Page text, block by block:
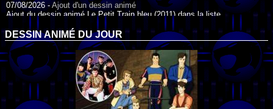
07/08/2026 -Ajout d'un dessin animé
Ajout du dessin animé Le Petit Train bleu (2011) dans la liste.
07/08/2026 -Ajout d'un dessin animé
Ajout du dessin animé Agent Spécial Oso (2009) dans la liste.
17/07/2026 -
Ajout d'un dessin animé
Ajout du dessin animé Peter Pan (1988) dans la liste.
17/07/2026 -Ajout d'un dessin animé
Ajout du dessin animé Le Bossu de Notre-Dame (1996) dans la liste.
DESSIN ANIMÉ DU JOUR